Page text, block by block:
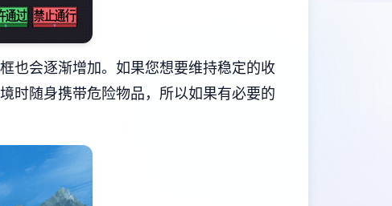
也会逐渐增加。如果您想要维持稳定的收
时随身携带危险物品，所以如果有必要的